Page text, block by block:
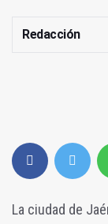
Redacción
La ciudad de